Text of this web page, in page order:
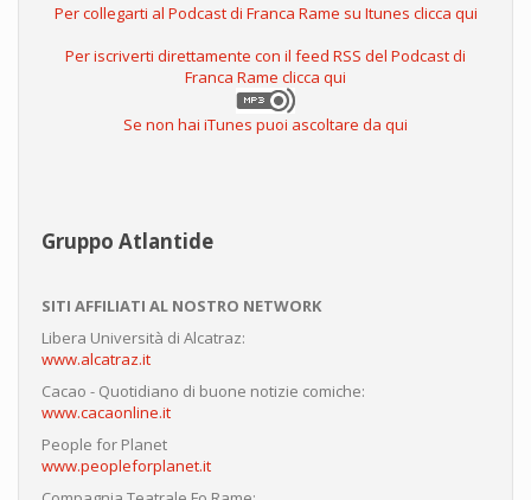
Per collegarti al Podcast di Franca Rame su Itunes clicca qui
Per iscriverti direttamente con il feed RSS del Podcast di
Franca Rame clicca qui
Se non hai iTunes puoi ascoltare da qui
Gruppo Atlantide
SITI AFFILIATI AL NOSTRO NETWORK
Libera Università di Alcatraz:
www.alcatraz.it
Cacao - Quotidiano di buone notizie comiche:
www.cacaonline.it
People for Planet
www.peopleforplanet.it